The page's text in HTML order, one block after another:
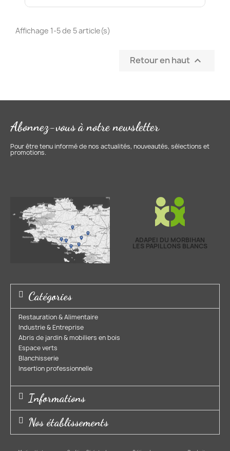
Affichage 1-5 de 5 article(s)
Retour en haut 
Abonnez-vous à notre newsletter
Pour être tenu informé de nos actualités, nouveautés, sélections et
promotions.
ADAPEI DU MORBIHAN
LES PAPILLONS BLANCS
Catégories
Restauration & Alimentaire
Industrie & Entreprise​
Abris de jardin & mobiliers en bois​
Espace verts​
Blanchisserie​
Insertion professionnelle​
Informations
Nos établissements